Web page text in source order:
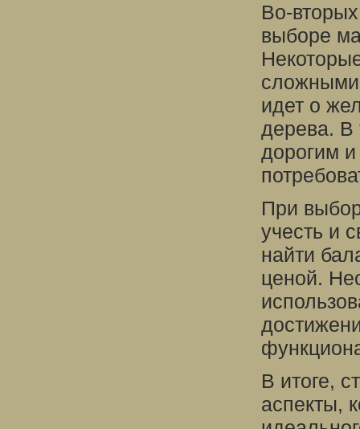
Во-
выборе
сложными
идет о
дерева. В
дорогим и
При
учесть и
найти
ценой.
В итоге,
аспекты,